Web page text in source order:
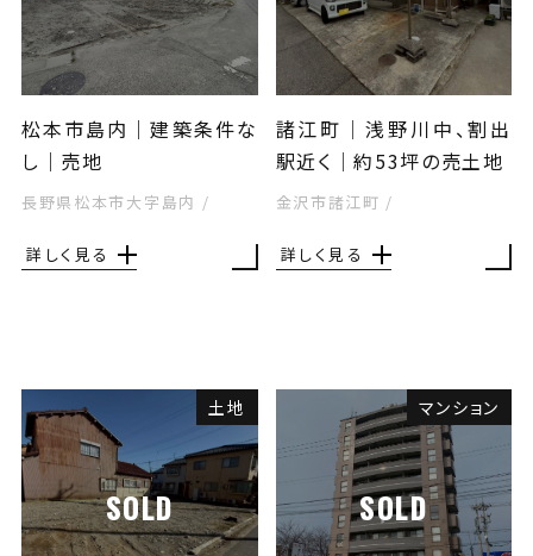
金沢本店 076-259-6861
松本支店 0263-88-8430
松本市島内｜建築条件な
し｜売地
長野県松本市大字島内 /
詳しく見る
諸江町│浅野川中、割出
駅近く│約53坪の売土地
金沢市諸江町 /
詳しく見る
SOLD
土地
SOLD
マンション